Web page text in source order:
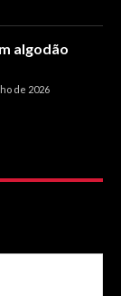
algodão
de 2026